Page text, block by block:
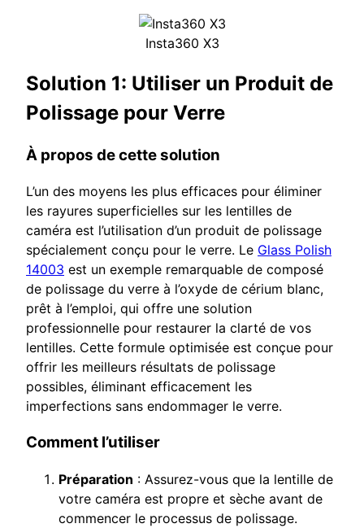
Insta360 X3
Solution 1: Utiliser un Produit de
Polissage pour Verre
À propos de cette solution
L’un des moyens les plus efficaces pour éliminer
les rayures superficielles sur les lentilles de
caméra est l’utilisation d’un produit de polissage
spécialement conçu pour le verre. Le Glass Polish
14003 est un exemple remarquable de composé
de polissage du verre à l’oxyde de cérium blanc,
prêt à l’emploi, qui offre une solution
professionnelle pour restaurer la clarté de vos
lentilles. Cette formule optimisée est conçue pour
offrir les meilleurs résultats de polissage
possibles, éliminant efficacement les
imperfections sans endommager le verre.
Comment l’utiliser
Préparation : Assurez-vous que la lentille de
votre caméra est propre et sèche avant de
commencer le processus de polissage.